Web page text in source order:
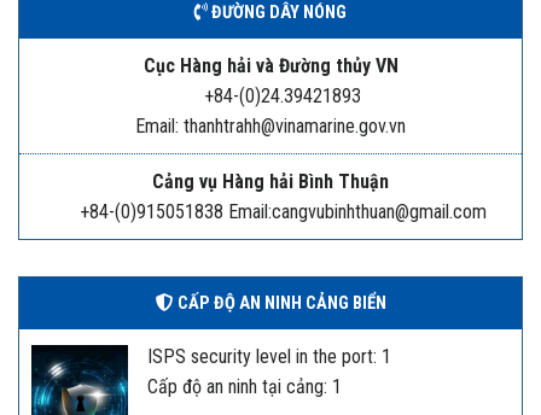
ĐƯỜNG DÂY NÓNG
Cục Hàng hải và Đường thủy VN
+84-(0)24.39421893
Email: thanhtrahh@vinamarine.gov.vn
Cảng vụ Hàng hải Bình Thuận
+84-(0)915051838 Email:cangvubinhthuan@gmail.com
CẤP ĐỘ AN NINH CẢNG BIỂN
ISPS security level in the port: 1
Cấp độ an ninh tại cảng: 1